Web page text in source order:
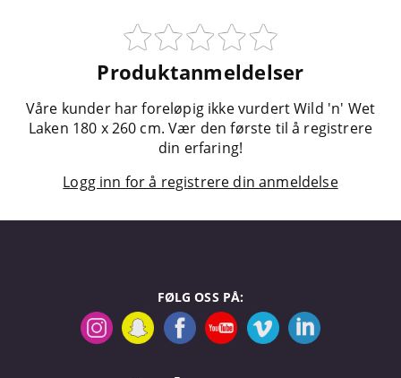
Produktanmeldelser
Våre kunder har foreløpig ikke vurdert Wild 'n' Wet
Laken 180 x 260 cm. Vær den første til å registrere
din erfaring!
Logg inn for å registrere din anmeldelse
FØLG OSS PÅ: